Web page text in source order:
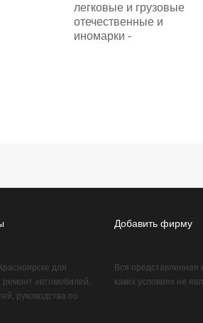
легковые и грузовые
отечественные и
иномарки -
Добавить фирму
для
автомобилей,
руководства по
Вся
каких условиях не